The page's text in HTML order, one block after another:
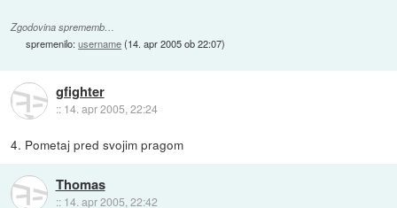
Zgodovina sprememb…
spremenilo:username(14. apr 2005 ob 22:07)
gfighter
:: 14. apr 2005, 22:24
4. Pometaj pred svojim pragom
Thomas
:: 14. apr 2005, 22:42